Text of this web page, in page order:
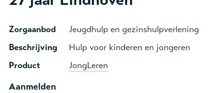
Zorgaanbod
Jeugdhulp en gezinshulpverlening
Beschrijving
Hulp voor kinderen en jongeren
Product
JongLeren
Aanmelden